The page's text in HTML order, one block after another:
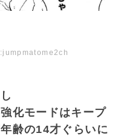
化モードはキープ
齢の14才ぐらいに